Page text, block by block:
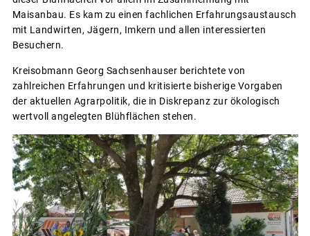
Maisanbau. Es kam zu einen fachlichen Erfahrungsaustausch
mit Landwirten, Jägern, Imkern und allen interessierten
Besuchern.
Kreisobmann Georg Sachsenhauser berichtete von
zahlreichen Erfahrungen und kritisierte bisherige Vorgaben
der aktuellen Agrarpolitik, die in Diskrepanz zur ökologisch
wertvoll angelegten Blühflächen stehen.